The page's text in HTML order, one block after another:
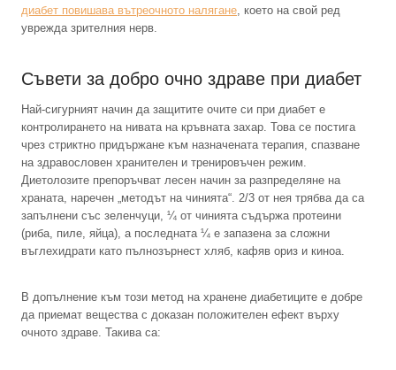
диабет повишава вътреочното налягане , което на свой ред
уврежда зрителния нерв.
Съвети за добро очно здраве при диабет
Най-сигурният начин да защитите очите си при диабет е
контролирането на нивата на кръвната захар. Това се постига
чрез стриктно придържане към назначената терапия, спазване
на здравословен хранителен и тренировъчен режим.
Диетолозите препоръчват лесен начин за разпределяне на
храната, наречен „методът на чинията“. 2/3 от нея трябва да са
запълнени със зеленчуци, ¼ от чинията съдържа протеини
(риба, пиле, яйца), а последната ¼ е запазена за сложни
въглехидрати като пълнозърнест хляб, кафяв ориз и киноа.
В допълнение към този метод на хранене диабетиците е добре
да приемат вещества с доказан положителен ефект върху
очното здраве. Такива са: